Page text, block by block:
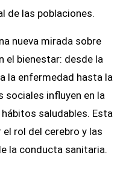
de las poblaciones.
nueva mirada sobre
el bienestar: desde la
la enfermedad hasta la
sociales influyen en la
saludables. Esta
rol del cerebro y las
la conducta sanitaria.